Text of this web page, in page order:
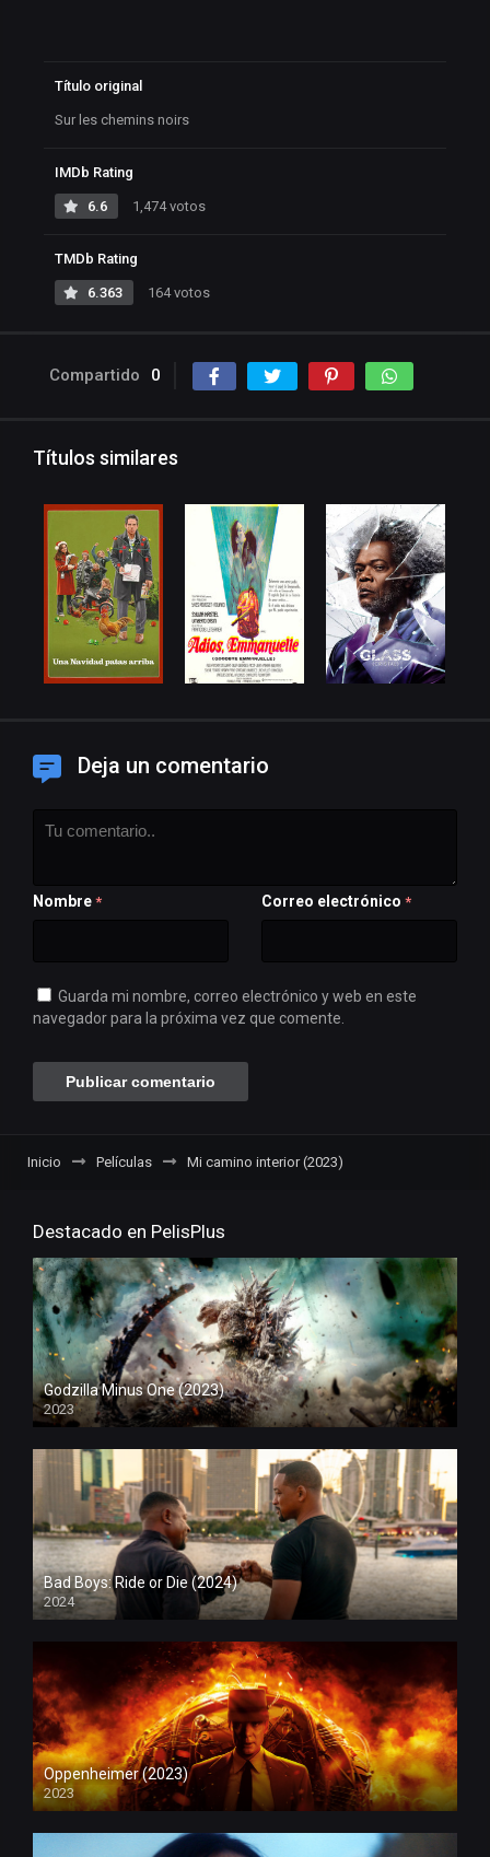
Título original
Sur les chemins noirs
IMDb Rating
6.6 1,474 votos
TMDb Rating
6.363 164 votos
Compartido 0
Títulos similares
Deja un comentario
Nombre * Correo electrónico *
Guarda mi nombre, correo electrónico y web en este
navegador para la próxima vez que comente.
Inicio Películas Mi camino interior (2023)
Destacado en PelisPlus
Godzilla Minus One (2023)
2023
Bad Boys: Ride or Die (2024)
2024
Oppenheimer (2023)
2023